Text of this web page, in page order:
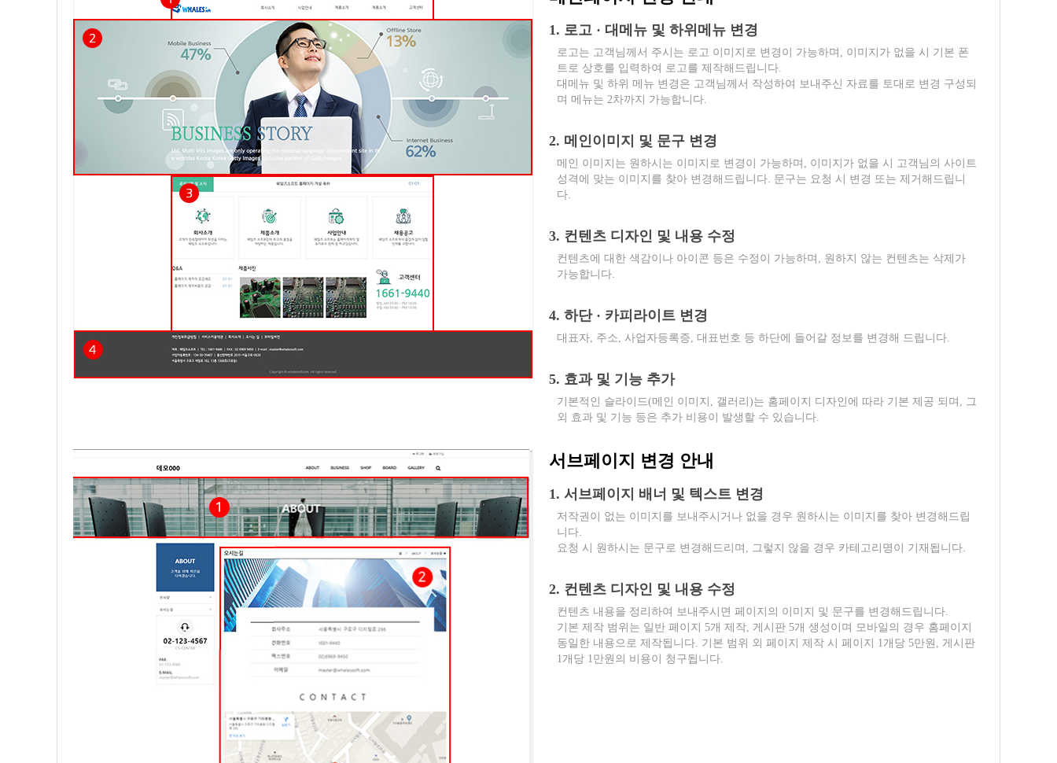
1. 로고 · 대메뉴 및 하위메뉴 변경
로고는 고객님께서 주시는 로고 이미지로 변경이 가능하며, 이미지가 없을 시 기본 폰
트로 상호를 입력하여 로고를 제작해드립니다.
대메뉴 및 하위 메뉴 변경은 고객님께서 작성하여 보내주신 자료를 토대로 변경 구성되
며 메뉴는 2차까지 가능합니다.
2. 메인이미지 및 문구 변경
메인 이미지는 원하시는 이미지로 변경이 가능하며, 이미지가 없을 시 고객님의 사이트
성격에 맞는 이미지를 찾아 변경해드립니다. 문구는 요청 시 변경 또는 제거해드립니
다.
3. 컨텐츠 디자인 및 내용 수정
컨텐츠에 대한 색감이나 아이콘 등은 수정이 가능하며, 원하지 않는 컨텐츠는 삭제가
가능합니다.
4. 하단 · 카피라이트 변경
대표자, 주소, 사업자등록증, 대표번호 등 하단에 들어갈 정보를 변경해 드립니다.
5. 효과 및 기능 추가
기본적인 슬라이드(메인 이미지, 갤러리)는 홈페이지 디자인에 따라 기본 제공 되며, 그
외 효과 및 기능 등은 추가 비용이 발생할 수 있습니다.
서브페이지 변경 안내
1. 서브페이지 배너 및 텍스트 변경
저작권이 없는 이미지를 보내주시거나 없을 경우 원하시는 이미지를 찾아 변경해드립
니다.
요청 시 원하시는 문구로 변경해드리며, 그렇지 않을 경우 카테고리명이 기재됩니다.
2. 컨텐츠 디자인 및 내용 수정
컨텐츠 내용을 정리하여 보내주시면 페이지의 이미지 및 문구를 변경해드립니다.
기본 제작 범위는 일반 페이지 5개 제작, 게시판 5개 생성이며 모바일의 경우 홈페이지
동일한 내용으로 제작됩니다. 기본 범위 외 페이지 제작 시 페이지 1개당 5만원, 게시판
1개당 1만원의 비용이 청구됩니다.